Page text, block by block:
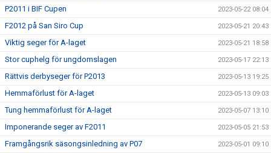
P2011 i BIF Cupen 2023-05-22 08:04
F2012 på San Siro Cup 2023-05-21 20:43
Viktig seger för A-laget 2023-05-21 18:58
Stor cuphelg för ungdomslagen 2023-05-17 22:13
Rättvis derbyseger för P2013 2023-05-13 19:25
Hemmaförlust för A-laget 2023-05-13 09:03
Tung hemmaförlust för A-laget 2023-05-07 13:10
Imponerande seger av F2011 2023-05-05 21:53
Framgångsrik säsongsinledning av P07 2023-05-01 09:10